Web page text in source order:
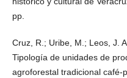
pp.
Cruz, R.; Uribe, M.; Leos, J.
Tipología de unidades de
agroforestal tradicional café-